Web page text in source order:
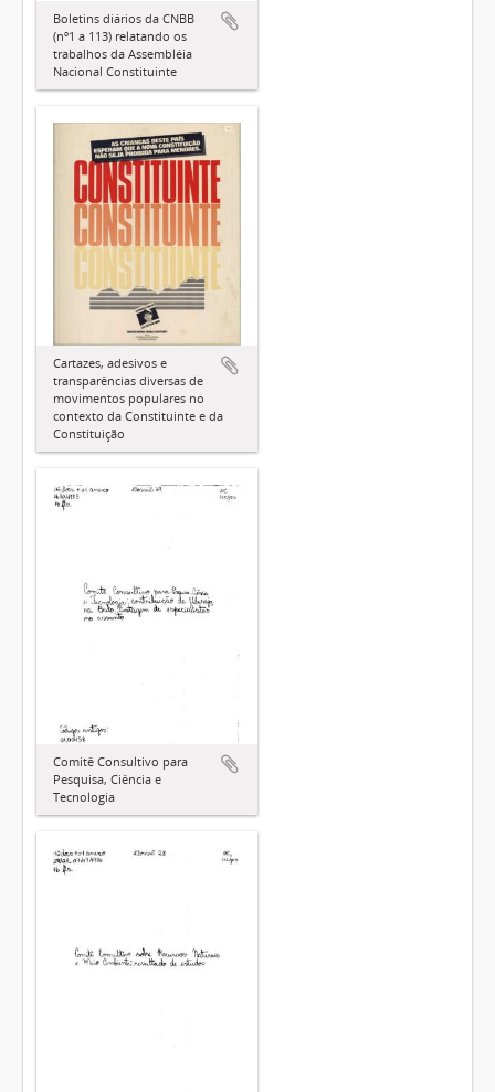
Boletins diários da CNBB
(nº1 a 113) relatando os
trabalhos da Assembléia
Nacional Constituinte
Cartazes, adesivos e
transparências diversas de
movimentos populares no
contexto da Constituinte e da
Constituição
Comitê Consultivo para
Pesquisa, Ciência e
Tecnologia